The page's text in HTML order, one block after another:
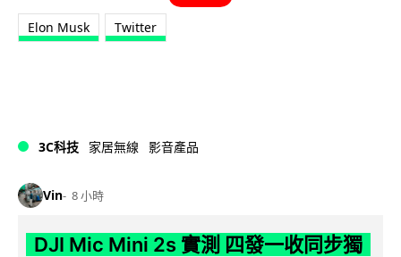
Elon Musk Twitter
3C科技 家居無線 影音產品
Vin 8 小時
DJI Mic Mini 2s 實測 四發一收同步獨